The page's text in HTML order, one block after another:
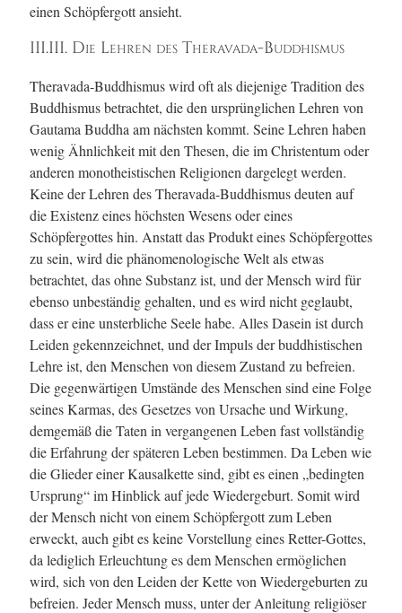
einen Schöpfergott ansieht.
III.III. Die Lehren des Theravada-Buddhismus
Theravada-Buddhismus wird oft als diejenige Tradition des
Buddhismus betrachtet, die den ursprünglichen Lehren von
Gautama Buddha am nächsten kommt. Seine Lehren haben
wenig Ähnlichkeit mit den Thesen, die im Christentum oder
anderen monotheistischen Religionen dargelegt werden.
Keine der Lehren des Theravada-Buddhismus deuten auf
die Existenz eines höchsten Wesens oder eines
Schöpfergottes hin. Anstatt das Produkt eines Schöpfergottes
zu sein, wird die phänomenologische Welt als etwas
betrachtet, das ohne Substanz ist, und der Mensch wird für
ebenso unbeständig gehalten, und es wird nicht geglaubt,
dass er eine unsterbliche Seele habe. Alles Dasein ist durch
Leiden gekennzeichnet, und der Impuls der buddhistischen
Lehre ist, den Menschen von diesem Zustand zu befreien.
Die gegenwärtigen Umstände des Menschen sind eine Folge
seines Karmas, des Gesetzes von Ursache und Wirkung,
demgemäß die Taten in vergangenen Leben fast vollständig
die Erfahrung der späteren Leben bestimmen. Da Leben wie
die Glieder einer Kausalkette sind, gibt es einen „bedingten
Ursprung“ im Hinblick auf jede Wiedergeburt. Somit wird
der Mensch nicht von einem Schöpfergott zum Leben
erweckt, auch gibt es keine Vorstellung eines Retter-Gottes,
da lediglich Erleuchtung es dem Menschen ermöglichen
wird, sich von den Leiden der Kette von Wiedergeburten zu
befreien. Jeder Mensch muss, unter der Anleitung religiöser